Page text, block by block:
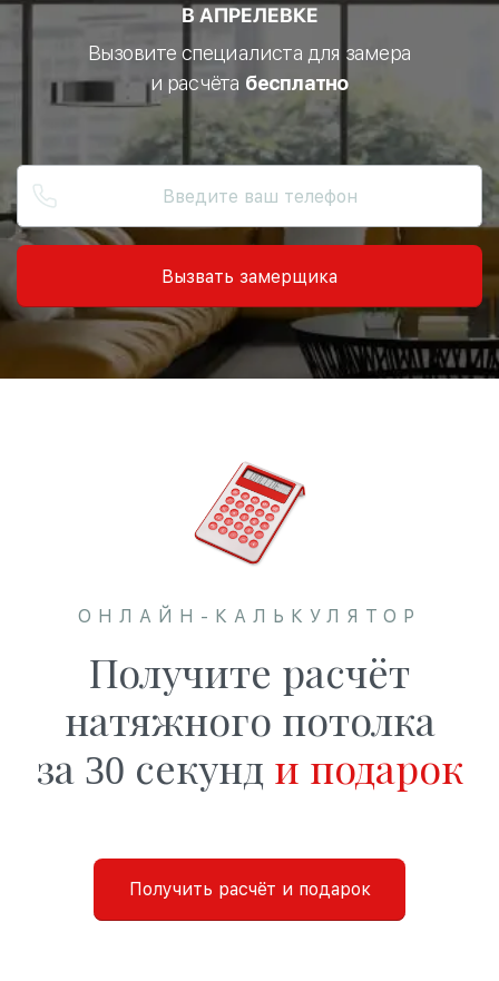
В АПРЕЛЕВКЕ
Вызовите специалиста для замера
и расчёта бесплатно
Вызвать замерщика
ОНЛАЙН-КАЛЬКУЛЯТОР
Получите расчёт
натяжного потолка
за 30 секунд и подарок
Получить расчёт и подарок